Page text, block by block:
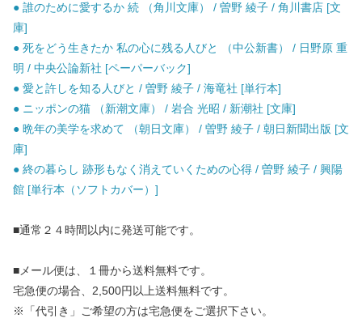
● 誰のために愛するか 続 （角川文庫） / 曽野 綾子 / 角川書店 [文
庫]
● 死をどう生きたか 私の心に残る人びと （中公新書） / 日野原 重
明 / 中央公論新社 [ペーパーバック]
● 愛と許しを知る人びと / 曽野 綾子 / 海竜社 [単行本]
● ニッポンの猫 （新潮文庫） / 岩合 光昭 / 新潮社 [文庫]
● 晩年の美学を求めて （朝日文庫） / 曽野 綾子 / 朝日新聞出版 [文
庫]
● 終の暮らし 跡形もなく消えていくための心得 / 曽野 綾子 / 興陽
館 [単行本（ソフトカバー）]
■通常２４時間以内に発送可能です。
■メール便は、１冊から送料無料です。
宅急便の場合、2,500円以上送料無料です。
※「代引き」ご希望の方は宅急便をご選択下さい。